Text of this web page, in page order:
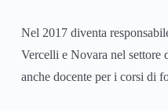
Nel 2017 diventa
Vercelli e Novara nel settore
anche docente per i corsi di